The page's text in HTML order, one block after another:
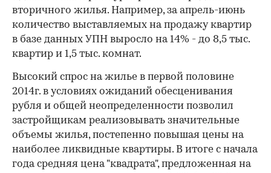
вторичного жилья. Например, за апрель-июнь
количество выставляемых на продажу квартир
в базе данных УПН выросло на 14% - до 8,5 тыс.
квартир и 1,5 тыс. комнат.
Высокий спрос на жилье в первой половине
2014г. в условиях ожиданий обесценивания
рубля и общей неопределенности позволил
застройщикам реализовывать значительные
объемы жилья, постепенно повышая цены на
наиболее ликвидные квартиры. В итоге с начала
года средняя цена "квадрата", предложенная на